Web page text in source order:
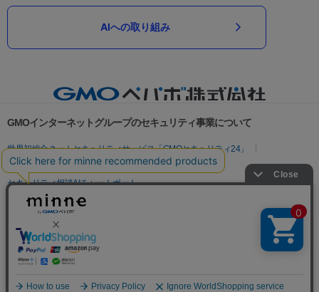
AIへの取り組み
GMOインターネットグループのセキュリティ事業について
世界初総合ネットセキュリティサービス「GMOセキュリティ24」
パスワード漏洩診断
Webサイトリスク診断
セキュリティ相談AIチャットボット
実在証明・盗聴対策
サイバー攻撃対策（GMO Flatt Security）
セキュリティ事業の軌跡